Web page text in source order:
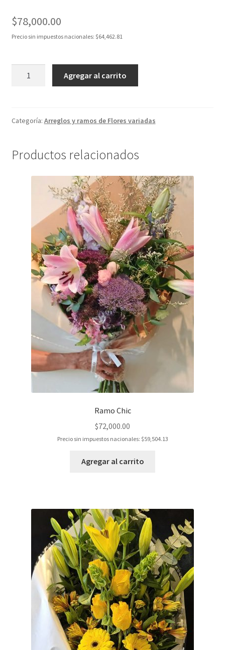
$78,000.00
Precio sin impuestos nacionales: $64,462.81
cantidad
Agregar al carrito
Categoría: Arreglos y ramos de Flores variadas
Productos relacionados
Ramo Chic
$72,000.00
Precio sin impuestos nacionales: $59,504.13
Agregar al carrito